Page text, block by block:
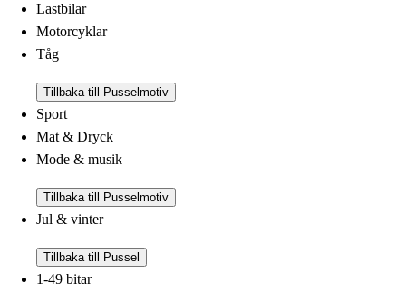
Lastbilar
Motorcyklar
Tåg
Tillbaka till Pusselmotiv
Sport
Mat & Dryck
Mode & musik
Tillbaka till Pusselmotiv
Jul & vinter
Tillbaka till Pussel
1-49 bitar